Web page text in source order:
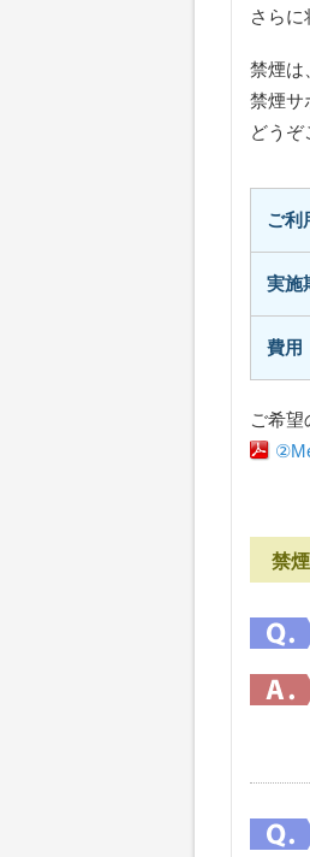
さらに
禁煙は
禁煙サ
どうぞ
ご利
実施
費用
ご希望
禁